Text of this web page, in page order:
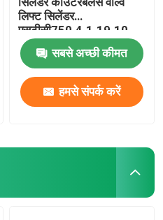
लिफ्ट सिलेंडर
एसटीसी750.4.1.19.10
सबसे अच्छी कीमत
हमसे संपर्क करें